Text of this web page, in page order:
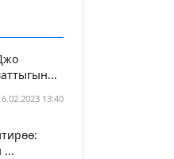
13:40
...